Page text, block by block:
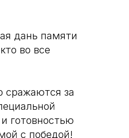
дань памяти
во все
сражаются за
готовностью
с победой!